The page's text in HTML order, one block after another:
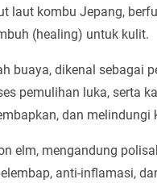
laut kombu Jepang,
(healing) untuk kulit.
buaya, dikenal sebagai
pemulihan luka, serta
dan melindungi
elm, mengandung
anti-inflamasi,